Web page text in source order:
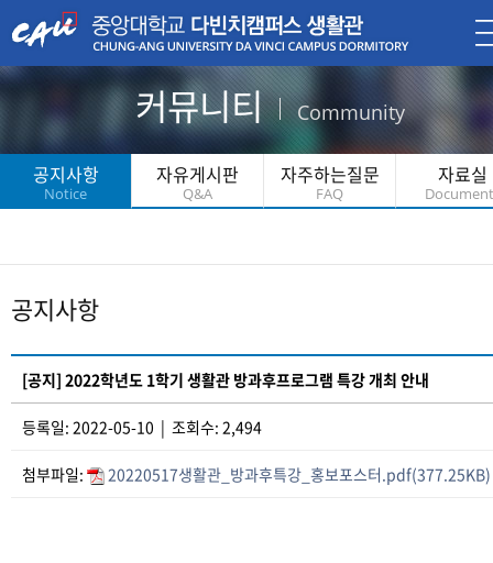
커뮤니티 Community
공지사항
Notice
자유게시판
Q&A
자주하는질문
FAQ
자료실
공지사항
[공지] 2022학년도 1학기 생활관 방과후프로그램 특강 개최 안내
등록일: 2022-05-10 | 조회수: 2,494
첨부파일: 20220517생활관_방과후특강_홍보포스터.pdf(377.25KB)